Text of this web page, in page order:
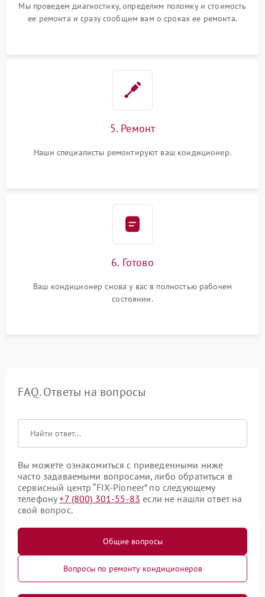
Мы проведем диагностику, определим поломку и стоимость
ее ремонта и сразу сообщим вам о сроках ее ремонта.
5. Ремонт
Наши специалисты ремонтируют ваш кондиционер.
6. Готово
Ваш кондиционер снова у вас в полностью рабочем
состоянии.
FAQ. Ответы на вопросы
Вы можете ознакомиться с приведенными ниже
часто задаваемыми вопросами, либо обратиться в
сервисный центр “FIX-Pioneer” по следующему
телефону+7 (800) 301-55-83 если не нашли ответ на
свой вопрос.
Общие вопросы
Вопросы по ремонту кондиционеров